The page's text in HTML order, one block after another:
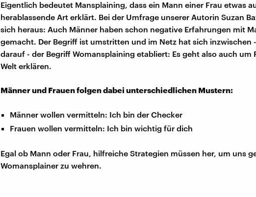
Eigentlich bedeutet Mansplaining, dass ein Mann einer Frau etwas
herablassende Art erklärt. Bei der Umfrage unserer Autorin Suzan
sich heraus: Auch Männer haben schon negative Erfahrungen mit
gemacht. Der Begriff ist umstritten und im Netz hat sich inzwischen
darauf - der Begriff Womansplaining etabliert: Es geht also auch um
Welt erklären.
Männer und Frauen folgen dabei unterschiedlichen Mustern:
Männer wollen vermitteln: Ich bin der Checker
Frauen wollen vermitteln: Ich bin wichtig für dich
Egal ob Mann oder Frau, hilfreiche Strategien müssen her, um uns
Womansplainer zu wehren.